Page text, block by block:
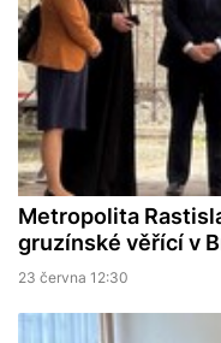
Metropolita
gruzínské věřící v
23 června 12:30